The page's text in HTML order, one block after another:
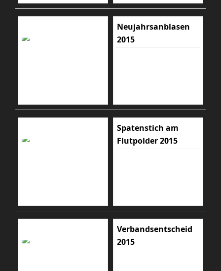
Neujahrsanblasen
2015
Spatenstich am
Flutpolder 2015
Verbandsentscheid
2015